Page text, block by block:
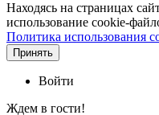
Находясь на страницах
использование cookie-
Политика использования
Принять
Войти
Ждем в гости!